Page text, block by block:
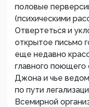
половые
(психическими
Отвертеться и
открытое письмо
еще недавно
главного
Джона и чье
по пути
Всемирной